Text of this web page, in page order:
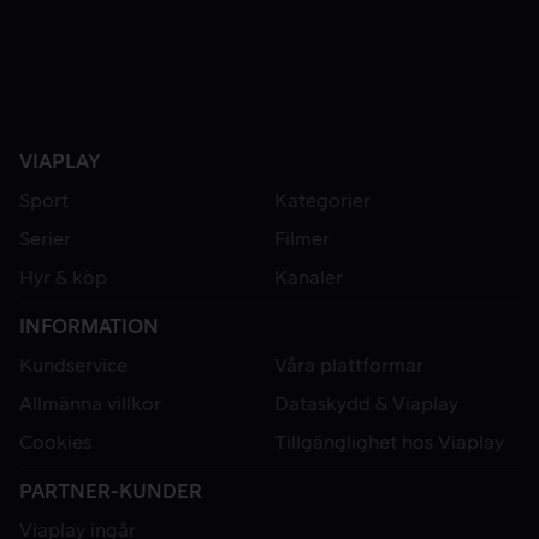
VIAPLAY
Sport
Kategorier
Serier
Filmer
Hyr & köp
Kanaler
INFORMATION
Kundservice
Våra plattformar
Allmänna villkor
Dataskydd & Viaplay
Cookies
Tillgänglighet hos Viaplay
PARTNER-KUNDER
Viaplay ingår